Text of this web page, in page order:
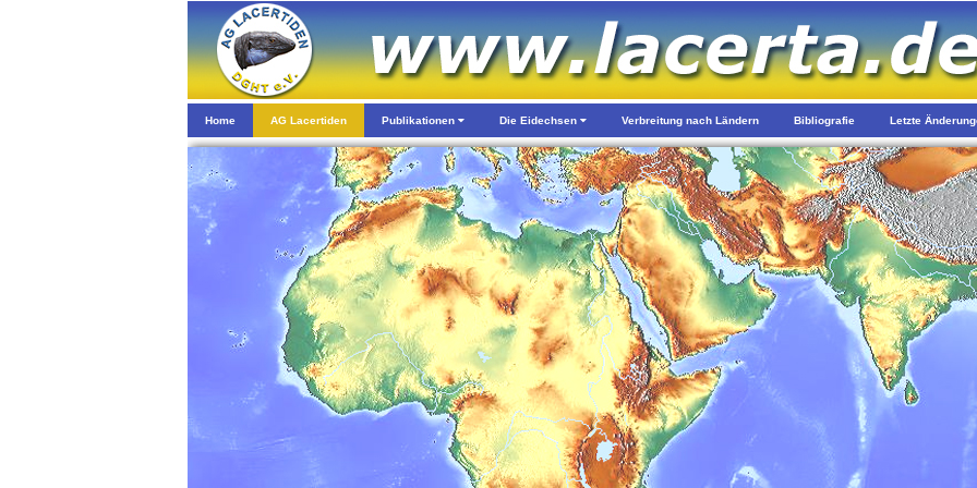
Home AG Lacertiden Publikationen Die Eidechsen Verbreitung nach Ländern Bibliografie Letzte